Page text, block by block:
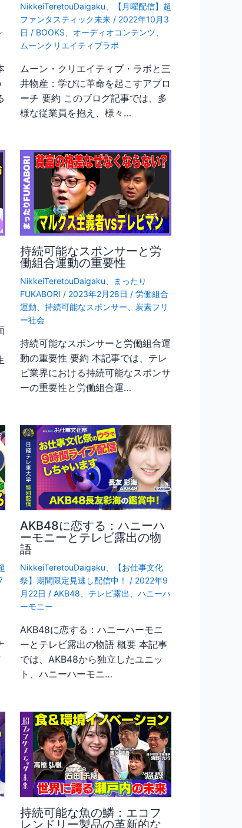
NikkeiTeretouDaigaku
【月曜配信】超
ファンタスティック未来/ 2022年10月3
日 / BOOKS オーディオコンテンツ
ムーンクリエイティブラボ
ムーン・クリエイティブ・ラボと三
井物産：学びに革命を起こすアプロ
ーチ 要約 このブログ記事では、多
様な従業員を抱え、様々…
持続可能なスポンサーと労
働組合運動の重要性
NikkeiTeretouDaigaku
まったり
FUKABORI / 2023年2月28日 / 労働組合
運動
持続可能なスポンサー
炭素フリ
ー社会
持続可能なスポンサーと労働組合運
動の重要性 要約 本記事では、テレ
ビ業界における持続可能なスポンサ
ーの重要性と労働組合運…
AKB48に恋する：ハニーハ
ーモニーとテレビ露出の物
語
NikkeiTeretouDaigaku
【お仕事文化
祭】期間限定見逃し配信中！
/ 2022年9
月22日 / AKB48 テレビ露出
ハニーハ
ーモニー
AKB48に恋する：ハニーハーモニ
ーとテレビ露出の物語 概要 本記事
では、AKB48から独立したユニッ
ト、ハニーハーモニ…
持続可能な魚の鱗：エコフ
レンドリー製品の革新的な